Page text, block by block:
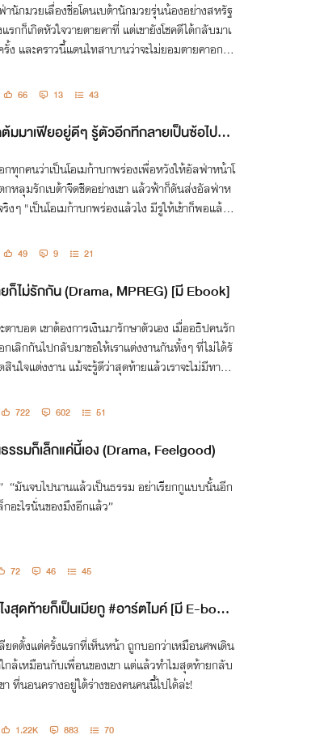
นักมวยเลื่องชื่อโดนเบต้านักมวยรุ่นน้องอย่างสหรัฐ
รกก็เกิดหัวใจวายตายคาที่ แต่เขายังโชคดีได้กลับมาเ
ง และคราวนี้แดนไทสาบานว่าจะไม่ยอมตายคาอกมั
66 13 43
มมาเฟียอยู่ดีๆ รู้ตัวอีกทีกลายเป็นซ้อไปเสี
(อัลฟ่าxเบต้า)
ทุกคนว่าเป็นโอเมก้าบกพร่องเพื่อหวังให้อัลฟ่าหน้าโ
หลุมรักเบต้าจืดชืดอย่างเขา แล้วฟ้าก็ดันส่งอัลฟ่าห
ริงๆ "เป็นโอเมก้าบกพร่องแล้วไง มีรูให้เข้าก็พอแล้วนี
49 9 21
ก็ไม่รักกัน (Drama, MPREG) [มี Ebook]
ตาบอด เขาต้องการเงินมารักษาตัวเอง เมื่ออธิปคนรัก
กเลิกกันไปกลับมาขอให้เราแต่งงานกันทั้งๆ ที่ไม่ได้รั
นใจแต่งงาน แม้จะรู้ดีว่าสุดท้ายแล้วเราจะไม่มีทางไ
722 602 51
ธรรมก็เล็กแค่นี้เอง (Drama, Feelgood)
“มันจบไปนานแล้วเป็นธรรม อย่าเรียกกูแบบนั้นอีก
กอะไรนั่นของมึงอีกแล้ว”
72 46 45
งสุดท้ายก็เป็นเมียกู #อาร์ตไมค์ [มี E-boo
ยดตั้งแต่ครั้งแรกที่เห็นหน้า ถูกบอกว่าเหมือนศพเดิน
ใกล้เหมือนกับเพื่อนของเขา แต่แล้วทำไมสุดท้ายกลับ
า ที่นอนครางอยู่ใต้ร่างของคนคนนี้ไปได้ล่ะ!
1.22K 883 70